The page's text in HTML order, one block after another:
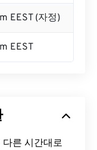
EEST (자정)
EEST
다른 시간대로